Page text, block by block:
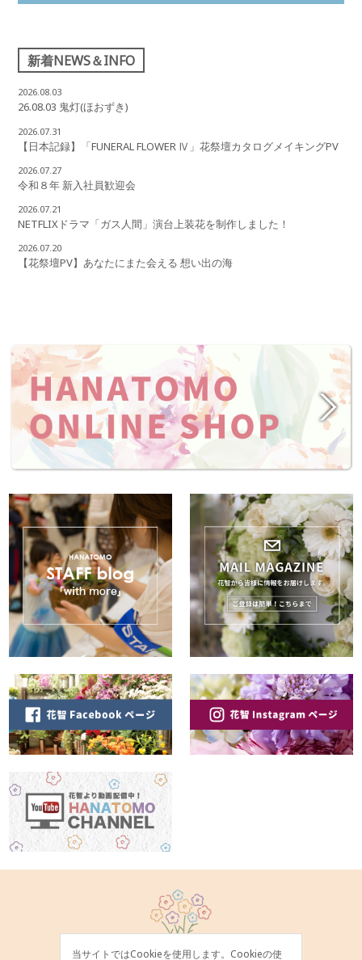
当サイトではCookieを使用します。Cookieの使
新着NEWS＆INFO
2026.08.03
26.08.03 鬼灯(ほおずき)
2026.07.31
【日本記録】「FUNERAL FLOWER Ⅳ」花祭壇カタログメイキングPV
2026.07.27
令和８年 新入社員歓迎会
2026.07.21
NETFLIXドラマ「ガス人間」演台上装花を制作しました！
2026.07.20
【花祭壇PV】あなたにまた会える 想い出の海